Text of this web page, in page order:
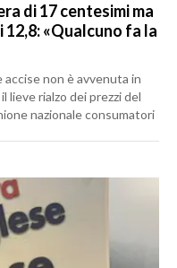
di 17 centesimi ma
«Qualcuno fa la
accise non è avvenuta in
lieve rialzo dei prezzi del
nazionale consumatori